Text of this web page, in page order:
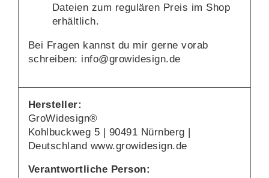
Dateien zum regulären Preis im Shop
erhältlich.
Bei Fragen kannst du mir gerne vorab
schreiben: info@growidesign.de
Hersteller:
GroWidesign®
Kohlbuckweg 5 | 90491 Nürnberg |
Deutschland www.growidesign.de
Verantwortliche Person: